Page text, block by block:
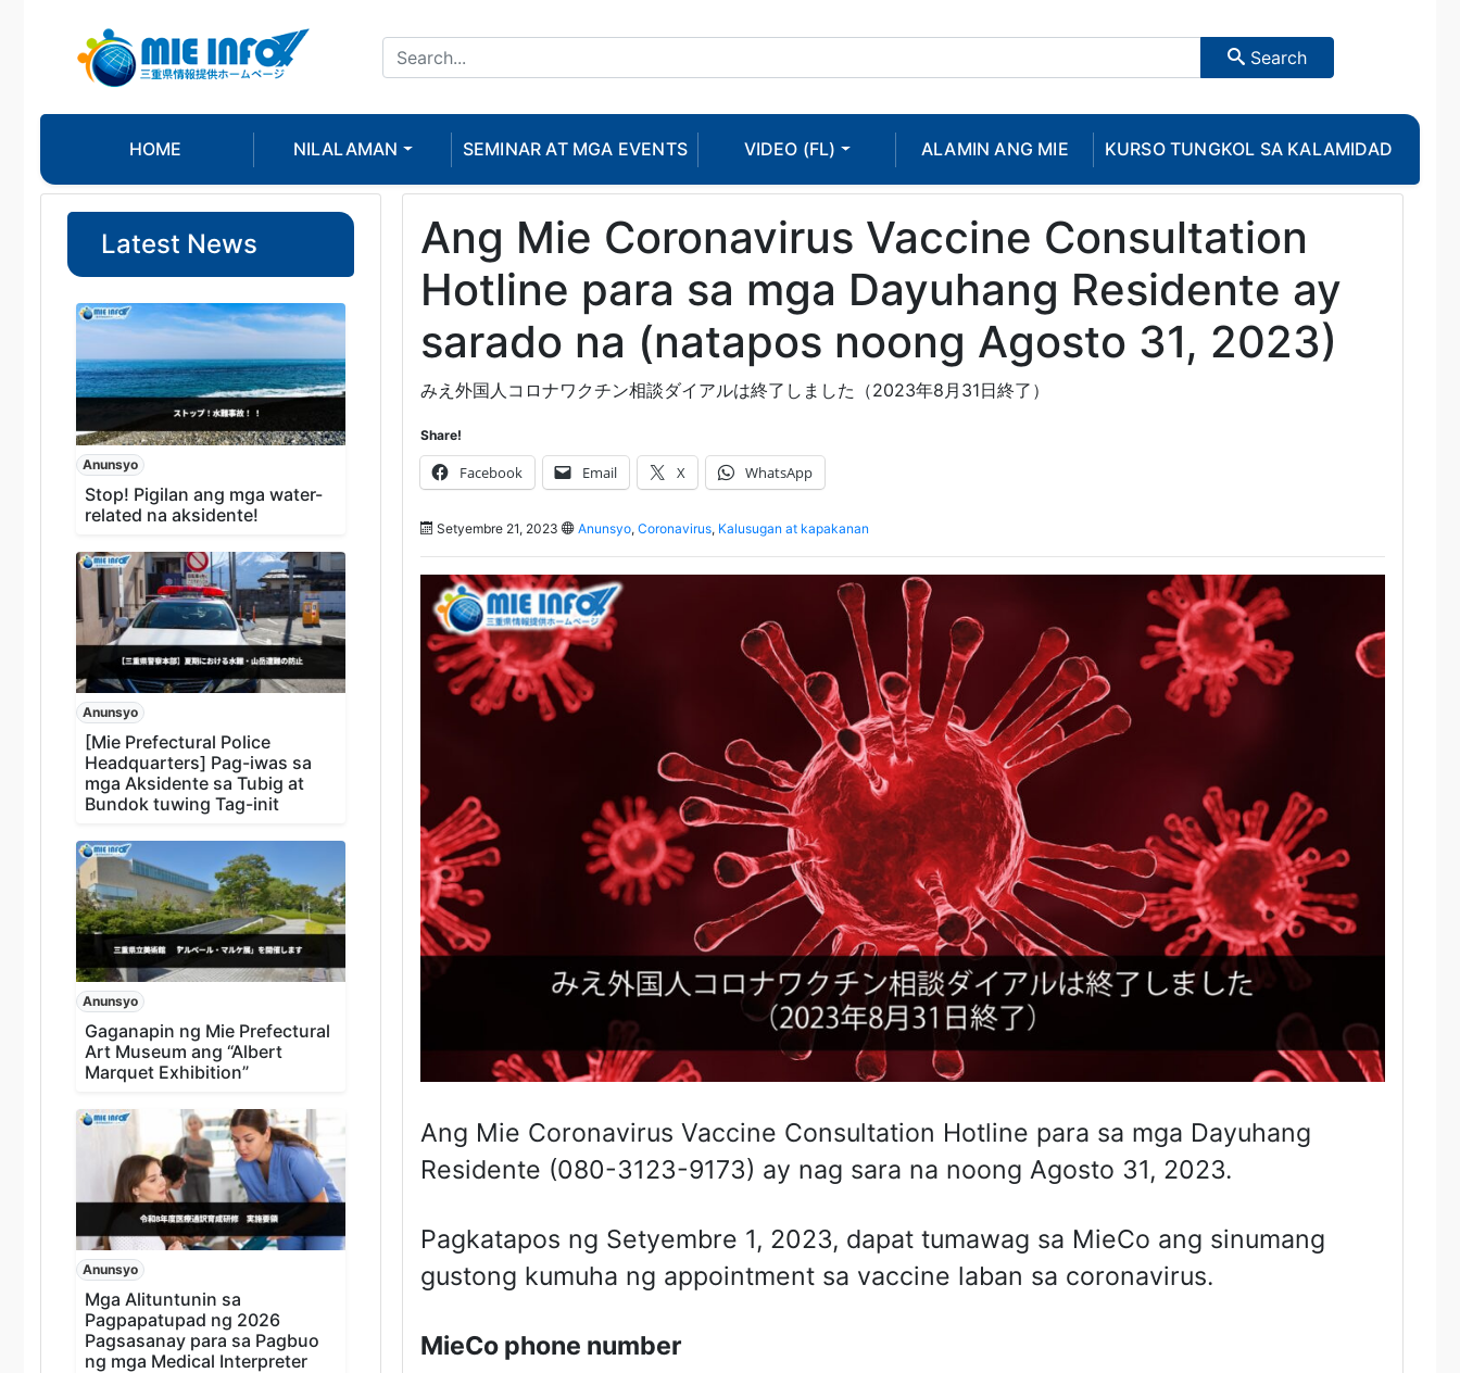
Search
HOME NILALAMAN SEMINAR AT MGA EVENTS VIDEO (FL) ALAMIN ANG MIE KURSO TUNGKOL SA KALAMIDAD
Latest News
Anunsyo
Stop! Pigilan ang mga water-
related na aksidente!
Anunsyo
[Mie Prefectural Police
Headquarters] Pag-iwas sa
mga Aksidente sa Tubig at
Bundok tuwing Tag-init
Anunsyo
Gaganapin ng Mie Prefectural
Art Museum ang “Albert
Marquet Exhibition”
Anunsyo
Mga Alituntunin sa
Pagpapatupad ng 2026
Pagsasanay para sa Pagbuo
ng mga Medical Interpreter
Ang Mie Coronavirus Vaccine Consultation
Hotline para sa mga Dayuhang Residente ay
sarado na (natapos noong Agosto 31, 2023)
みえ外国人コロナワクチン相談ダイアルは終了しました（2023年8月31日終了）
Share!
Facebook Email X WhatsApp
Setyembre 21, 2023 Anunsyo, Coronavirus, Kalusugan at kapakanan
Ang Mie Coronavirus Vaccine Consultation Hotline para sa mga Dayuhang
Residente (080-3123-9173) ay nag sara na noong Agosto 31, 2023.
Pagkatapos ng Setyembre 1, 2023, dapat tumawag sa MieCo ang sinumang
gustong kumuha ng appointment sa vaccine laban sa coronavirus.
MieCo phone number